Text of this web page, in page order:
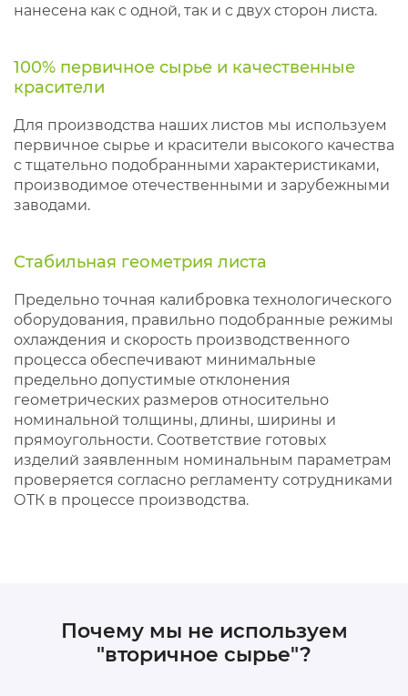
нанесена как с одной, так и с двух сторон листа.
100% первичное сырье и качественные
красители
Для производства наших листов мы используем
первичное сырье и красители высокого качества
с тщательно подобранными характеристиками,
производимое отечественными и зарубежными
заводами.
Стабильная геометрия листа
Предельно точная калибровка технологического
оборудования, правильно подобранные режимы
охлаждения и скорость производственного
процесса обеспечивают минимальные
предельно допустимые отклонения
геометрических размеров относительно
номинальной толщины, длины, ширины и
прямоугольности. Соответствие готовых
изделий заявленным номинальным параметрам
проверяется согласно регламенту сотрудниками
ОТК в процессе производства.
Почему мы не используем
"вторичное сырье"?